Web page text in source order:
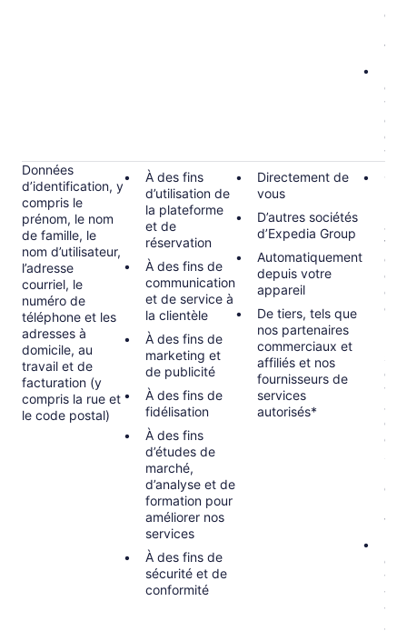
Données
d’identification, y
compris le
prénom, le nom
de famille, le
nom d’utilisateur,
l’adresse
courriel, le
numéro de
téléphone et les
adresses à
domicile, au
travail et de
facturation (y
compris la rue et
le code postal)
À des fins
d’utilisation de
la plateforme
et de
réservation
À des fins de
communication
et de service à
la clientèle
À des fins de
marketing et
de publicité
À des fins de
fidélisation
À des fins
d’études de
marché,
d’analyse et de
formation pour
améliorer nos
services
À des fins de
sécurité et de
conformité
Directement de
vous
D’autres sociétés
d’Expedia Group
Automatiquement
depuis votre
appareil
De tiers, tels que
nos partenaires
commerciaux et
affiliés et nos
fournisseurs de
services
autorisés*
de
et
et